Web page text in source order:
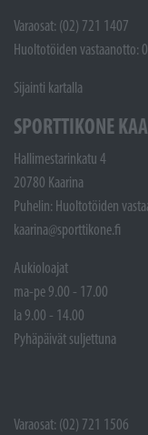
Varaosat: (02) 721 1407
Huoltotöiden vastaanotto:
Sijainti kartalla
SPORTTIKONE
Hallimestarinkatu 4
20780 Kaarina
Puhelin: Huoltotöiden
kaarina@sporttikone.fi
Aukioloajat
ma-pe 9.00 - 17.00
la 9.00 - 14.00
Pyhäpäivät suljettuna
Varaosat: (02) 721 1506